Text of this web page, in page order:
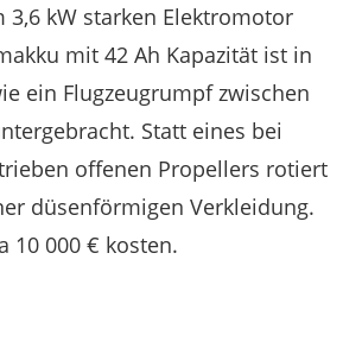
3,6 kW starken Elektromotor
mit 42 Ah Kapazität ist in
ein Flugzeugrumpf zwischen
Statt eines bei
offenen Propellers rotiert
düsenförmigen Verkleidung.
10 000 € kosten.